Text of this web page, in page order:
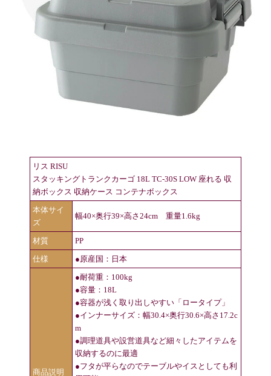
リス RISU
スタッキングトランクカーゴ 18L TC-30S LOW 座れる 収
納ボックス 収納ケース コンテナボックス
本体サイ
ズ
幅40×奥行39×高さ24cm 重量1.6kg
材質
PP
仕様
●原産国：日本
商品説明
●耐荷重：100kg
●容量：18L
●容器が浅く取り出しやすい「ロータイプ」
●インナーサイズ：幅30.4×奥行30.6×高さ17.2c
m
●調理道具や設営道具など細々したアイテムを
収納するのに最適
●フタが平らなのでテーブルやイスとしても利